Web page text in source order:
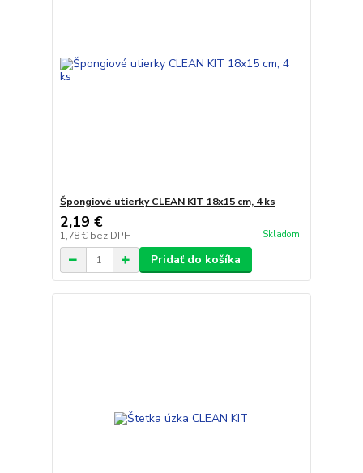
Špongiové utierky CLEAN KIT 18x15 cm, 4 ks
2,19 €
1,78 € bez DPH Skladom
Pridať do košíka